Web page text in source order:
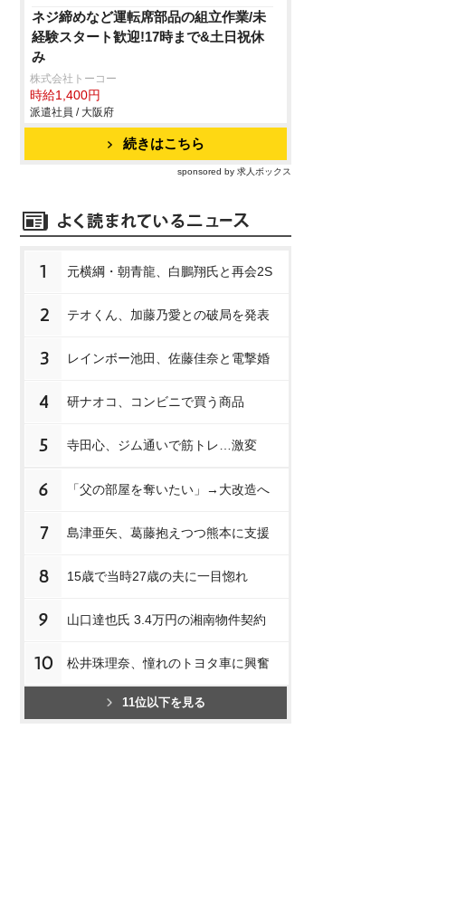
ネジ締めなど運転席部品の組立作業/未
経験スタート歓迎!17時まで&土日祝休
み
株式会社トーコー
時給1,400円
派遣社員 / 大阪府
続きはこちら
sponsored by 求人ボックス
1 元横綱・朝青龍、白鵬翔氏と再会2S
2 テオくん、加藤乃愛との破局を発表
3 レインボー池田、佐藤佳奈と電撃婚
4 研ナオコ、コンビニで買う商品
5 寺田心、ジム通いで筋トレ…激変
6 「父の部屋を奪いたい」→大改造へ
7 島津亜矢、葛藤抱えつつ熊本に支援
8 15歳で当時27歳の夫に一目惚れ
9 山口達也氏 3.4万円の湘南物件契約
10 松井珠理奈、憧れのトヨタ車に興奮
11位以下を見る